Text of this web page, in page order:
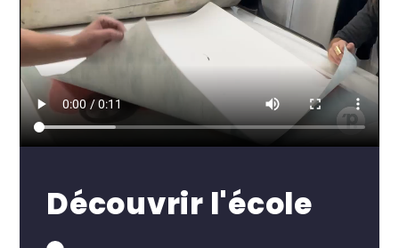
Découvrir l'école